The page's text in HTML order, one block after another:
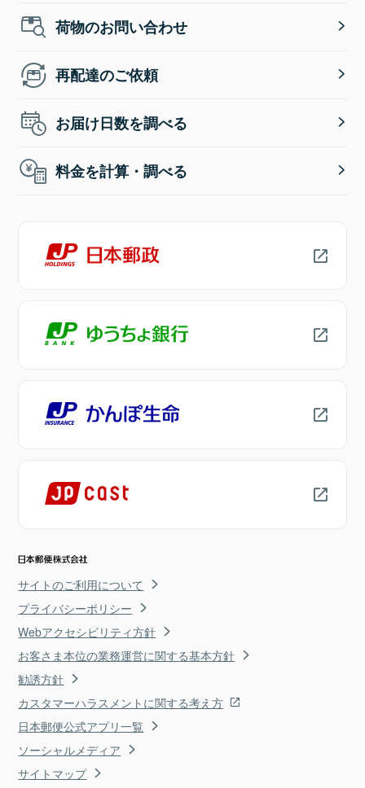
荷物のお問い合わせ
再配達のご依頼
お届け日数を調べる
料金を計算・調べる
サイトのご利用について
プライバシーポリシー
Webアクセシビリティ方針
お客さま本位の業務運営に関する基本方針
勧誘方針
カスタマーハラスメントに関する考え方
日本郵便公式アプリ一覧
ソーシャルメディア
サイトマップ